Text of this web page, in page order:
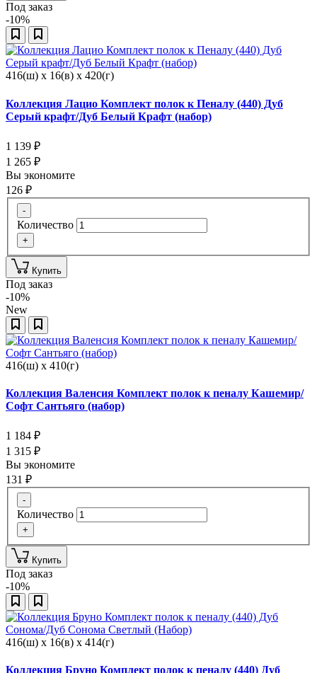
Под заказ
-10%
416(ш) x 16(в) x 420(г)
Коллекция Лацио Комплект полок к Пеналу (440) Дуб
Серый крафт/Дуб Белый Крафт (набор)
1 139 ₽
1 265 ₽
Вы экономите
126 ₽
-
Количество
+
Купить
Под заказ
-10%
New
416(ш) x 410(г)
Коллекция Валенсия Комплект полок к пеналу Кашемир/
Софт Сантьяго (набор)
1 184 ₽
1 315 ₽
Вы экономите
131 ₽
-
Количество
+
Купить
Под заказ
-10%
416(ш) x 16(в) x 414(г)
Коллекция Бруно Комплект полок к пеналу (440) Дуб